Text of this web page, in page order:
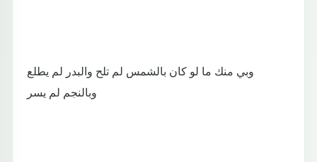
وبي منك ما لو كان بالشمس لم تلح والبدر لم يطلع
وبالنجم لم يسر